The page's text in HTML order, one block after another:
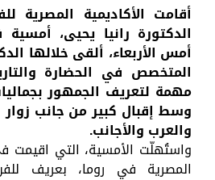
أقامت الأكاديمية المصرية
الدكتورة رانيا يحيى،
أمس الأربعاء، ألقى خلالها
المتخصص في الحضارة
مهمة لتعريف الجمهور
وسط إقبال كبير من جانب زوار
والعرب والأجانب.
واستُهلّت الأمسية، التي اقيمت
المصرية في روما، بعريف